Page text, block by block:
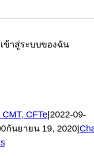
ข้าสู่ระบบของฉัน
CFTe|2022-09-
กันยายน 19, 2020|